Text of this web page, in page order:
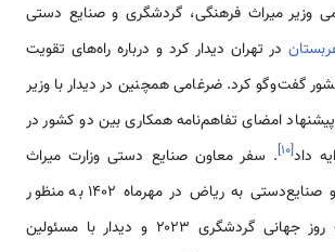
وزیر میراث فرهنگی، گردشگری و صنایع دستی
در تهران دیدار کرد و درباره راه‌های تقویت
گفت‌وگو کرد. ضرغامی همچنین در دیدار با وزیر
امضای تفاهم‌نامه همکاری بین دو کشور در
داد[۱۰]. سفر معاون صنایع دستی وزارت میراث‌
فرهنگی، گردشگری و صنایع‌دستی به ریاض در مهرماه 1402 به منظور
شرکت در بزرگداشت روز جهانی گردشگری ۲۰۲۳ و دیدار با مسئولین